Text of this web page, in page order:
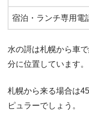
宿泊・ランチ専用電
水の謌は札幌から車
分に位置しています。
札幌から来る場合は
ピュラーでしょう。